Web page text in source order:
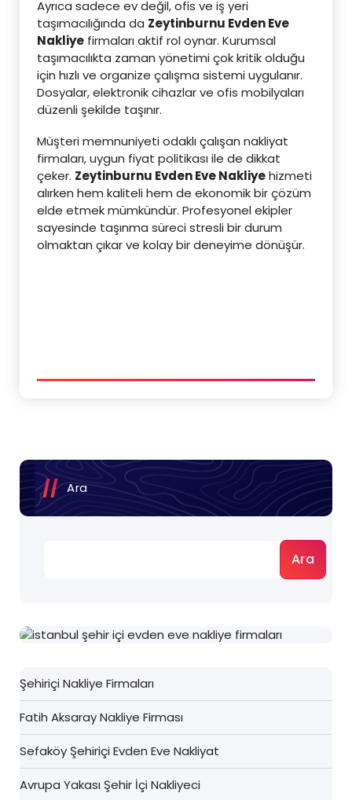
Ayrıca sadece ev değil, ofis ve iş yeri
taşımacılığında da Zeytinburnu Evden Eve
Nakliye firmaları aktif rol oynar. Kurumsal
taşımacılıkta zaman yönetimi çok kritik olduğu
için hızlı ve organize çalışma sistemi uygulanır.
Dosyalar, elektronik cihazlar ve ofis mobilyaları
düzenli şekilde taşınır.
Müşteri memnuniyeti odaklı çalışan nakliyat
firmaları, uygun fiyat politikası ile de dikkat
çeker. Zeytinburnu Evden Eve Nakliyehizmeti
alırken hem kaliteli hem de ekonomik bir çözüm
elde etmek mümkündür. Profesyonel ekipler
sayesinde taşınma süreci stresli bir durum
olmaktan çıkar ve kolay bir deneyime dönüşür.
Ara
Ara
Şehiriçi Nakliye Firmaları
Fatih Aksaray Nakliye Firması
Sefaköy Şehiriçi Evden Eve Nakliyat
Avrupa Yakası Şehir İçi Nakliyeci